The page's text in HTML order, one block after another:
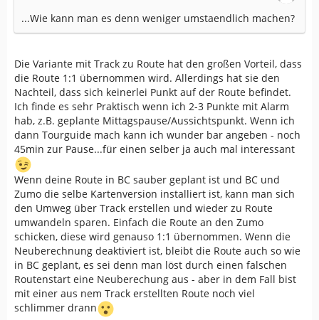
...Wie kann man es denn weniger umstaendlich machen?
Die Variante mit Track zu Route hat den großen Vorteil, dass
die Route 1:1 übernommen wird. Allerdings hat sie den
Nachteil, dass sich keinerlei Punkt auf der Route befindet.
Ich finde es sehr Praktisch wenn ich 2-3 Punkte mit Alarm
hab, z.B. geplante Mittagspause/Aussichtspunkt. Wenn ich
dann Tourguide mach kann ich wunder bar angeben - noch
45min zur Pause...für einen selber ja auch mal interessant
Wenn deine Route in BC sauber geplant ist und BC und
Zumo die selbe Kartenversion installiert ist, kann man sich
den Umweg über Track erstellen und wieder zu Route
umwandeln sparen. Einfach die Route an den Zumo
schicken, diese wird genauso 1:1 übernommen. Wenn die
Neuberechnung deaktiviert ist, bleibt die Route auch so wie
in BC geplant, es sei denn man löst durch einen falschen
Routenstart eine Neuberechung aus - aber in dem Fall bist
mit einer aus nem Track erstellten Route noch viel
schlimmer drann